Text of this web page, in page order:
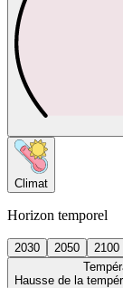
Climat
Horizon temporel
2030 2050
2100
Hausse de la